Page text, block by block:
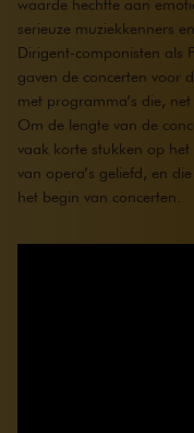
serieuze muziekkenners
Dirigent-componisten als
gaven de concerten voor
met programma’s die,
Om de lengte van de
vaak korte stukken op
van opera’s geliefd, en
het begin van concerten.